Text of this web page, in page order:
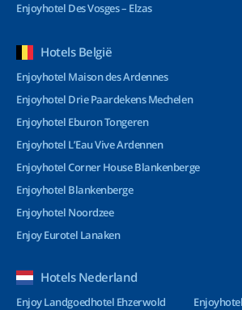
Enjoyhotel Des Vosges – Elzas
Hotels België
Enjoyhotel Maison des Ardennes
Enjoyhotel Drie Paardekens Mechelen
Enjoyhotel Eburon Tongeren
Enjoyhotel L’Eau Vive Ardennen
Enjoyhotel Corner House Blankenberge
Enjoyhotel Blankenberge
Enjoyhotel Noordzee
Enjoy Eurotel Lanaken
Hotels Nederland
Enjoy Landgoedhotel Ehzerwold